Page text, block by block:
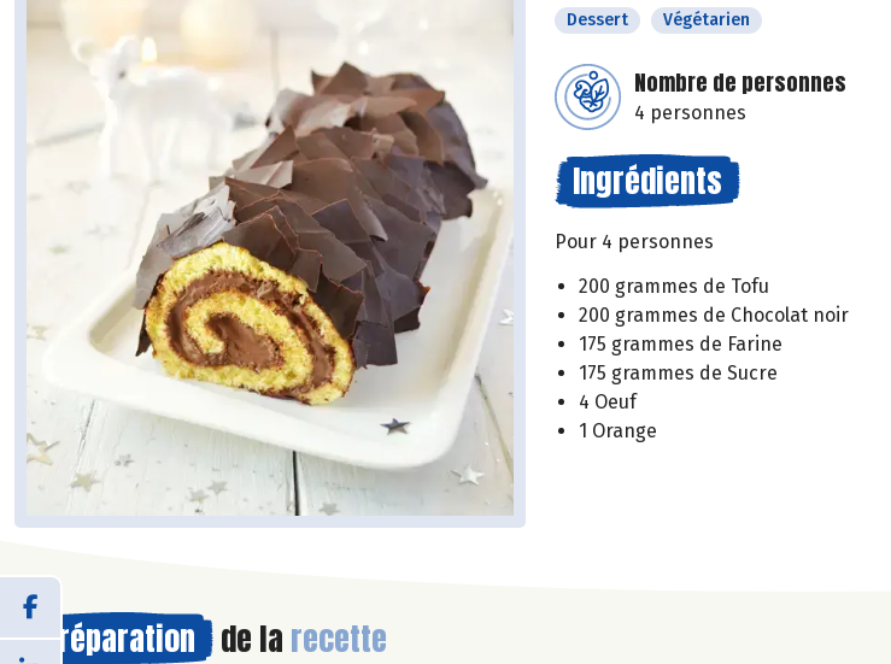
Dessert Végétarien
Nombre de personnes
4 personnes
Ingrédients
Pour 4 personnes
200 grammes de Tofu
200 grammes de Chocolat noir
175 grammes de Farine
175 grammes de Sucre
4 Oeuf
1 Orange
Préparation de la recette